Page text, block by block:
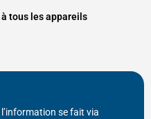
tous les appareils
se fait via